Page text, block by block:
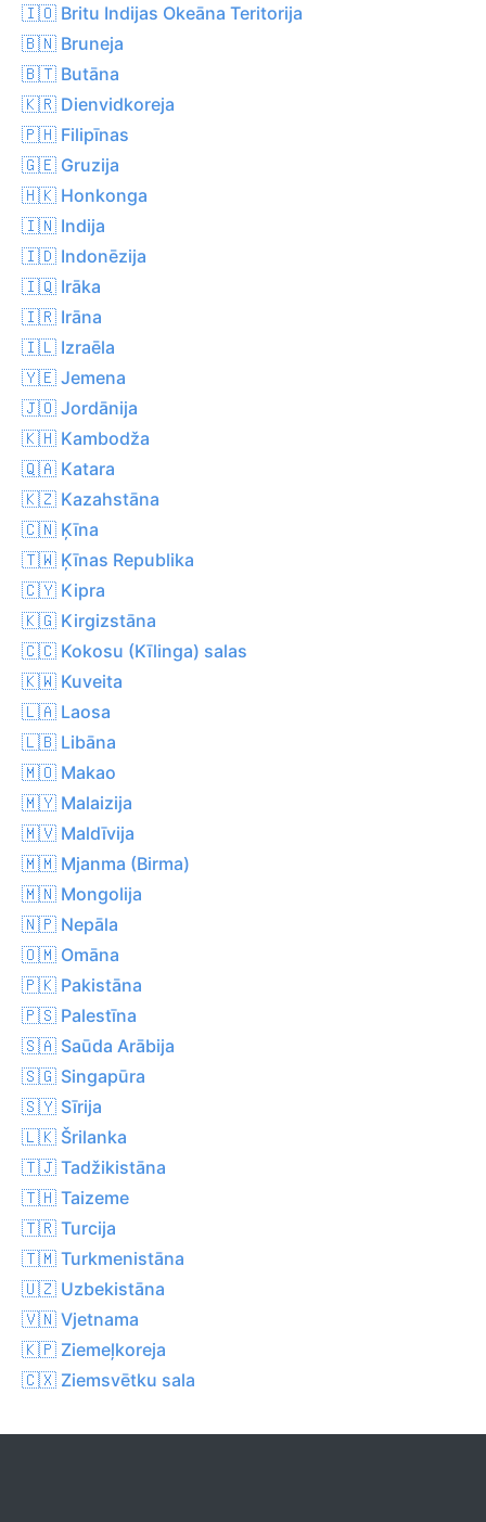
🇮🇴 Britu Indijas Okeāna Teritorija
🇧🇳 Bruneja
🇧🇹 Butāna
🇰🇷 Dienvidkoreja
🇵🇭 Filipīnas
🇬🇪 Gruzija
🇭🇰 Honkonga
🇮🇳 Indija
🇮🇩 Indonēzija
🇮🇶 Irāka
🇮🇷 Irāna
🇮🇱 Izraēla
🇾🇪 Jemena
🇯🇴 Jordānija
🇰🇭 Kambodža
🇶🇦 Katara
🇰🇿 Kazahstāna
🇨🇳 Ķīna
🇹🇼 Ķīnas Republika
🇨🇾 Kipra
🇰🇬 Kirgizstāna
🇨🇨 Kokosu (Kīlinga) salas
🇰🇼 Kuveita
🇱🇦 Laosa
🇱🇧 Libāna
🇲🇴 Makao
🇲🇾 Malaizija
🇲🇻 Maldīvija
🇲🇲 Mjanma (Birma)
🇲🇳 Mongolija
🇳🇵 Nepāla
🇴🇲 Omāna
🇵🇰 Pakistāna
🇵🇸 Palestīna
🇸🇦 Saūda Arābija
🇸🇬 Singapūra
🇸🇾 Sīrija
🇱🇰 Šrilanka
🇹🇯 Tadžikistāna
🇹🇭 Taizeme
🇹🇷 Turcija
🇹🇲 Turkmenistāna
🇺🇿 Uzbekistāna
🇻🇳 Vjetnama
🇰🇵 Ziemeļkoreja
🇨🇽 Ziemsvētku sala